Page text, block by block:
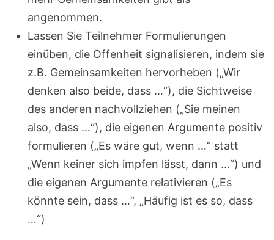
angenommen.
Lassen Sie Teilnehmer Formulierungen
einüben, die Offenheit signalisieren, indem sie
z.B. Gemeinsamkeiten hervorheben („Wir
denken also beide, dass …“), die Sichtweise
des anderen nachvollziehen („Sie meinen
also, dass …“), die eigenen Argumente positiv
formulieren („Es wäre gut, wenn …“ statt
„Wenn keiner sich impfen lässt, dann …“) und
die eigenen Argumente relativieren („Es
könnte sein, dass …“, „Häufig ist es so, dass
…“)